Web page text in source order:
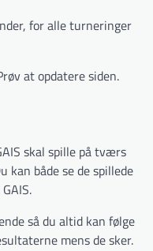
for alle turneringer
at opdatere siden.
skal spille på tværs
kan både se de spillede
så du altid kan følge
mens de sker.